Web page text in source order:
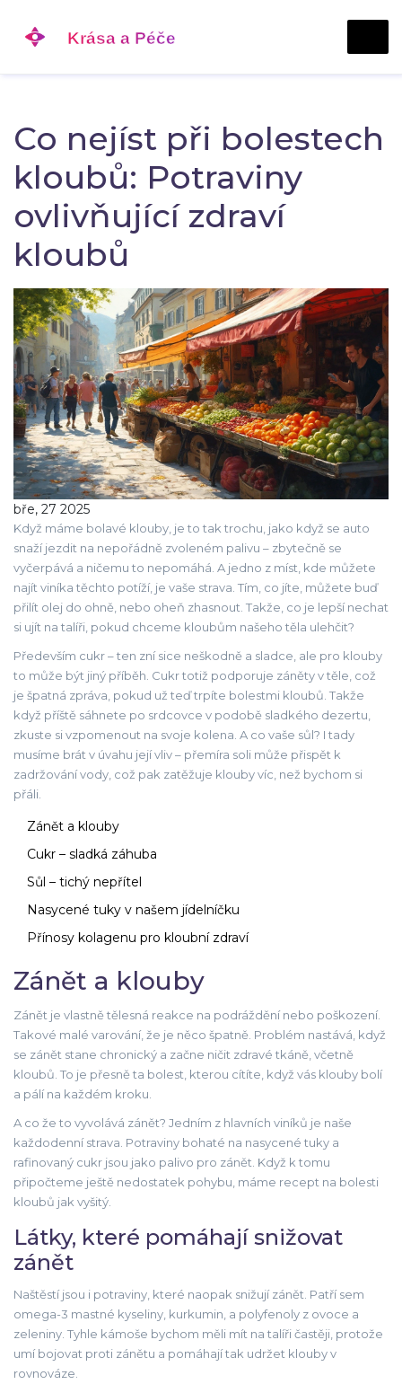
Co nejíst při bolestech
kloubů: Potraviny
ovlivňující zdraví
kloubů
bře, 27 2025
Když máme bolavé klouby, je to tak trochu, jako když se auto
snaží jezdit na nepořádně zvoleném palivu – zbytečně se
vyčerpává a ničemu to nepomáhá. A jedno z míst, kde můžete
najít viníka těchto potíží, je vaše strava. Tím, co jíte, můžete buď
přilít olej do ohně, nebo oheň zhasnout. Takže, co je lepší nechat
si ujít na talíři, pokud chceme kloubům našeho těla ulehčit?
Především cukr – ten zní sice neškodně a sladce, ale pro klouby
to může být jiný příběh. Cukr totiž podporuje záněty v těle, což
je špatná zpráva, pokud už teď trpíte bolestmi kloubů. Takže
když příště sáhnete po srdcovce v podobě sladkého dezertu,
zkuste si vzpomenout na svoje kolena. A co vaše sůl? I tady
musíme brát v úvahu její vliv – přemíra soli může přispět k
zadržování vody, což pak zatěžuje klouby víc, než bychom si
přáli.
Zánět a klouby
Cukr – sladká záhuba
Sůl – tichý nepřítel
Nasycené tuky v našem jídelníčku
Přínosy kolagenu pro kloubní zdraví
Zánět a klouby
Zánět je vlastně tělesná reakce na podráždění nebo poškození.
Takové malé varování, že je něco špatně. Problém nastává, když
se zánět stane chronický a začne ničit zdravé tkáně, včetně
kloubů. To je přesně ta bolest, kterou cítíte, když vás klouby bolí
a pálí na každém kroku.
A co že to vyvolává zánět? Jedním z hlavních viníků je naše
každodenní strava. Potraviny bohaté na nasycené tuky a
rafinovaný cukr jsou jako palivo pro zánět. Když k tomu
připočteme ještě nedostatek pohybu, máme recept na bolesti
kloubů jak vyšitý.
Látky, které pomáhají snižovat
zánět
Naštěstí jsou i potraviny, které naopak snižují zánět. Patří sem
omega-3 mastné kyseliny, kurkumin, a polyfenoly z ovoce a
zeleniny. Tyhle kámoše bychom měli mít na talíři častěji, protože
umí bojovat proti zánětu a pomáhají tak udržet klouby v
rovnováze.